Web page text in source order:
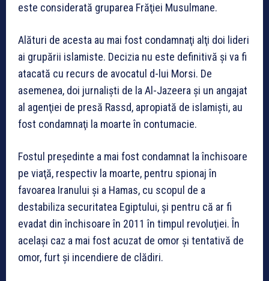
este considerată gruparea Frăţiei Musulmane.
Alături de acesta au mai fost condamnaţi alţi doi lideri
ai grupării islamiste. Decizia nu este definitivă şi va fi
atacată cu recurs de avocatul d-lui Morsi. De
asemenea, doi jurnalişti de la Al-Jazeera şi un angajat
al agenţiei de presă Rassd, apropiată de islamişti, au
fost condamnaţi la moarte în contumacie.
Fostul preşedinte a mai fost condamnat la închisoare
pe viaţă, respectiv la moarte, pentru spionaj în
favoarea Iranului şi a Hamas, cu scopul de a
destabiliza securitatea Egiptului, şi pentru că ar fi
evadat din închisoare în 2011 în timpul revoluţiei. În
acelaşi caz a mai fost acuzat de omor şi tentativă de
omor, furt şi incendiere de clădiri.